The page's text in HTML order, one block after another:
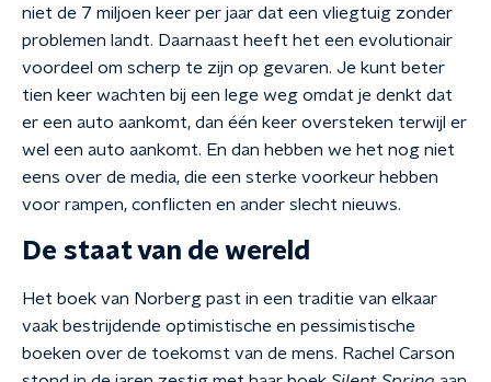
niet de 7 miljoen keer per jaar dat een vliegtuig zonder
problemen landt. Daarnaast heeft het een evolutionair
voordeel om scherp te zijn op gevaren. Je kunt beter
tien keer wachten bij een lege weg omdat je denkt dat
er een auto aankomt, dan één keer oversteken terwijl er
wel een auto aankomt. En dan hebben we het nog niet
eens over de media, die een sterke voorkeur hebben
voor rampen, conflicten en ander slecht nieuws.
De staat van de wereld
Het boek van Norberg past in een traditie van elkaar
vaak bestrijdende optimistische en pessimistische
boeken over de toekomst van de mens. Rachel Carson